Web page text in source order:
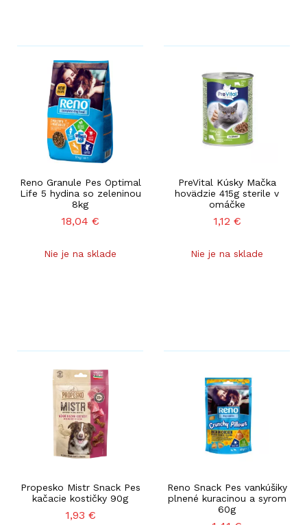
Reno Granule Pes Optimal
Life 5 hydina so zeleninou
8kg
18,04 €
Nie je na sklade
PreVital Kúsky Mačka
hovädzie 415g sterile v
omáčke
1,12 €
Nie je na sklade
Propesko Mistr Snack Pes
kačacie kostičky 90g
1,93 €
Reno Snack Pes vankúšiky
plnené kuracinou a syrom
60g